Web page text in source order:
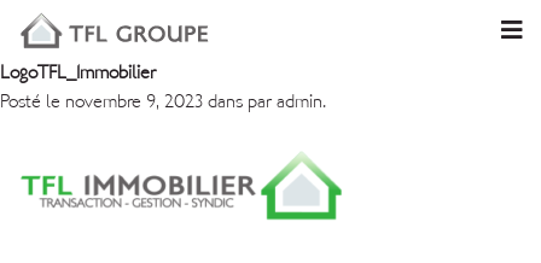
LogoTFL_Immobilier
Posté le novembre 9, 2023 dans par admin.